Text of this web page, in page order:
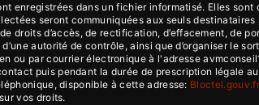
enregistrées dans un fichier informatisé. Elles
seront communiquées aux seuls
droits d’accès, de rectification, d’effacement, de
autorité de contrôle, ainsi que d’organiser le
ou par courrier électronique à l'adresse
puis pendant la durée de prescription légale
disponible à cette adresse: Bloctel.gouv.fr
vos droits.